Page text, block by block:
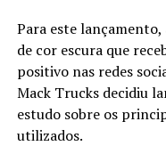
Para este
de cor escura que
positivo nas redes
Mack Trucks decidiu
estudo sobre os
utilizados.